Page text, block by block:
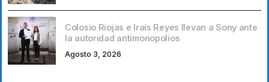
Colosio Riojas e Iraís Reyes llevan a Sony ante
la autoridad antimonopolios
Agosto 3, 2026